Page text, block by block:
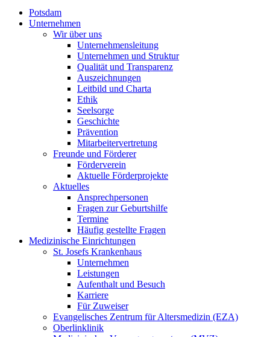
Potsdam
Unternehmen
Wir über uns
Unternehmensleitung
Unternehmen und Struktur
Qualität und Transparenz
Auszeichnungen
Leitbild und Charta
Ethik
Seelsorge
Geschichte
Prävention
Mitarbeitervertretung
Freunde und Förderer
Förderverein
Aktuelle Förderprojekte
Aktuelles
Ansprechpersonen
Fragen zur Geburtshilfe
Termine
Häufig gestellte Fragen
Medizinische Einrichtungen
St. Josefs Krankenhaus
Unternehmen
Leistungen
Aufenthalt und Besuch
Karriere
Für Zuweiser
Evangelisches Zentrum für Altersmedizin (EZA)
Oberlinklinik